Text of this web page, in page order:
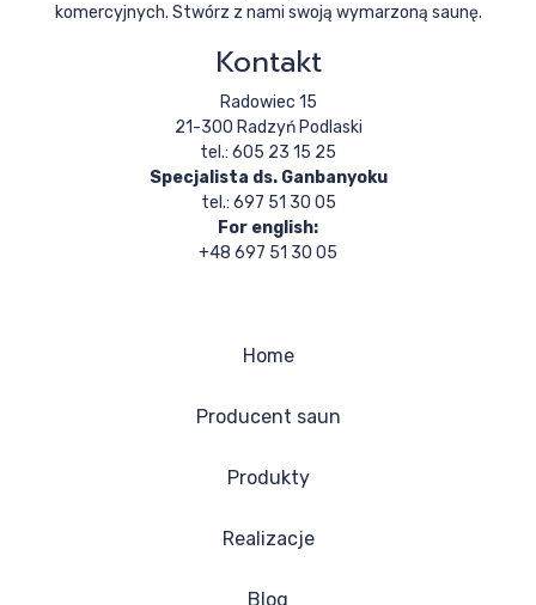
komercyjnych. Stwórz z nami swoją wymarzoną saunę.
Kontakt
Radowiec 15
21-300 Radzyń Podlaski
tel.: 605 23 15 25
Specjalista ds. Ganbanyoku
tel.: 697 51 30 05
For english:
+48 697 51 30 05
Home
Producent saun
Produkty
Realizacje
Blog